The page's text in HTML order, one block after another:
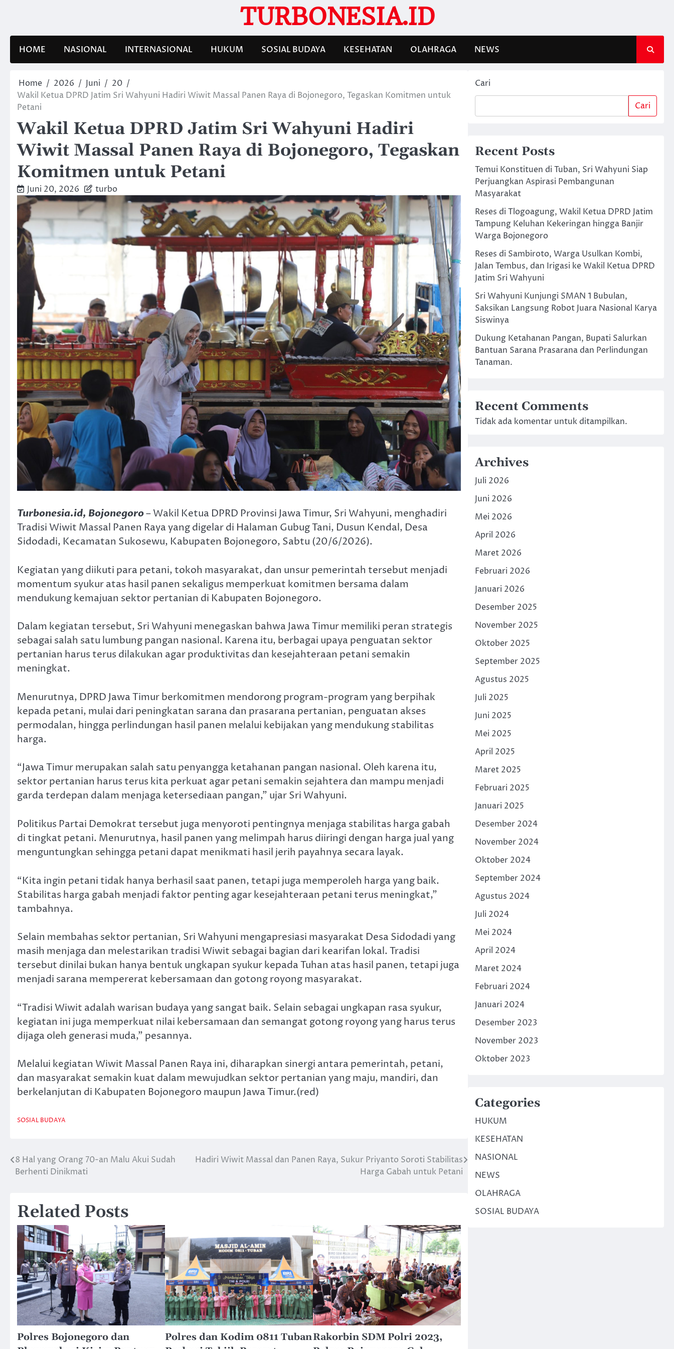
TURBONESIA.ID
HOME NASIONAL INTERNASIONAL HUKUM SOSIAL BUDAYA KESEHATAN OLAHRAGA NEWS
Home 2026 Juni
20
Wakil Ketua DPRD Jatim Sri Wahyuni Hadiri Wiwit Massal Panen Raya di Bojonegoro, Tegaskan Komitmen untuk
Petani
Wakil Ketua DPRD Jatim Sri Wahyuni Hadiri
Wiwit Massal Panen Raya di Bojonegoro, Tegaskan
Komitmen untuk Petani
Juni 20, 2026 turbo
Turbonesia.id, Bojonegoro– Wakil Ketua DPRD Provinsi Jawa Timur, Sri Wahyuni, menghadiri
Tradisi Wiwit Massal Panen Raya yang digelar di Halaman Gubug Tani, Dusun Kendal, Desa
Sidodadi, Kecamatan Sukosewu, Kabupaten Bojonegoro, Sabtu (20/6/2026).
Kegiatan yang diikuti para petani, tokoh masyarakat, dan unsur pemerintah tersebut menjadi
momentum syukur atas hasil panen sekaligus memperkuat komitmen bersama dalam
mendukung kemajuan sektor pertanian di Kabupaten Bojonegoro.
Dalam kegiatan tersebut, Sri Wahyuni menegaskan bahwa Jawa Timur memiliki peran strategis
sebagai salah satu lumbung pangan nasional. Karena itu, berbagai upaya penguatan sektor
pertanian harus terus dilakukan agar produktivitas dan kesejahteraan petani semakin
meningkat.
Menurutnya, DPRD Jawa Timur berkomitmen mendorong program-program yang berpihak
kepada petani, mulai dari peningkatan sarana dan prasarana pertanian, penguatan akses
permodalan, hingga perlindungan hasil panen melalui kebijakan yang mendukung stabilitas
harga.
“Jawa Timur merupakan salah satu penyangga ketahanan pangan nasional. Oleh karena itu,
sektor pertanian harus terus kita perkuat agar petani semakin sejahtera dan mampu menjadi
garda terdepan dalam menjaga ketersediaan pangan,” ujar Sri Wahyuni.
Politikus Partai Demokrat tersebut juga menyoroti pentingnya menjaga stabilitas harga gabah
di tingkat petani. Menurutnya, hasil panen yang melimpah harus diiringi dengan harga jual yang
menguntungkan sehingga petani dapat menikmati hasil jerih payahnya secara layak.
“Kita ingin petani tidak hanya berhasil saat panen, tetapi juga memperoleh harga yang baik.
Stabilitas harga gabah menjadi faktor penting agar kesejahteraan petani terus meningkat,”
tambahnya.
Selain membahas sektor pertanian, Sri Wahyuni mengapresiasi masyarakat Desa Sidodadi yang
masih menjaga dan melestarikan tradisi Wiwit sebagai bagian dari kearifan lokal. Tradisi
tersebut dinilai bukan hanya bentuk ungkapan syukur kepada Tuhan atas hasil panen, tetapi juga
menjadi sarana mempererat kebersamaan dan gotong royong masyarakat.
“Tradisi Wiwit adalah warisan budaya yang sangat baik. Selain sebagai ungkapan rasa syukur,
kegiatan ini juga memperkuat nilai kebersamaan dan semangat gotong royong yang harus terus
dijaga oleh generasi muda,” pesannya.
Melalui kegiatan Wiwit Massal Panen Raya ini, diharapkan sinergi antara pemerintah, petani,
dan masyarakat semakin kuat dalam mewujudkan sektor pertanian yang maju, mandiri, dan
berkelanjutan di Kabupaten Bojonegoro maupun Jawa Timur.(red)
SOSIAL BUDAYA
Navigasi
8 Hal yang Orang 70-an Malu Akui Sudah
Berhenti Dinikmati
Hadiri Wiwit Massal dan Panen Raya, Sukur Priyanto Soroti Stabilitas
Harga Gabah untuk Petani
Related Posts
Polres Bojonegoro dan
Polres dan Kodim 0811 TubanRakorbin SDM Polri 2023,
Cari
Cari
Recent Posts
Temui Konstituen di Tuban, Sri Wahyuni Siap
Perjuangkan Aspirasi Pembangunan
Masyarakat
Reses di Tlogoagung, Wakil Ketua DPRD Jatim
Tampung Keluhan Kekeringan hingga Banjir
Warga Bojonegoro
Reses di Sambiroto, Warga Usulkan Kombi,
Jalan Tembus, dan Irigasi ke Wakil Ketua DPRD
Jatim Sri Wahyuni
Sri Wahyuni Kunjungi SMAN 1 Bubulan,
Saksikan Langsung Robot Juara Nasional Karya
Siswinya
Dukung Ketahanan Pangan, Bupati Salurkan
Bantuan Sarana Prasarana dan Perlindungan
Tanaman.
Recent Comments
Tidak ada komentar untuk ditampilkan.
Archives
Juli 2026
Juni 2026
Mei 2026
April 2026
Maret 2026
Februari 2026
Januari 2026
Desember 2025
November 2025
Oktober 2025
September 2025
Agustus 2025
Juli 2025
Juni 2025
Mei 2025
April 2025
Maret 2025
Februari 2025
Januari 2025
Desember 2024
November 2024
Oktober 2024
September 2024
Agustus 2024
Juli 2024
Mei 2024
April 2024
Maret 2024
Februari 2024
Januari 2024
Desember 2023
November 2023
Oktober 2023
Categories
HUKUM
KESEHATAN
NASIONAL
NEWS
OLAHRAGA
SOSIAL BUDAYA